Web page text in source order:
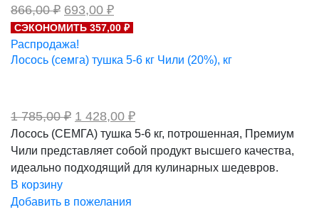
866,00₽ Первоначальная
цена
составляла
866,00 ₽.
693,00 ₽Текущая
цена:
693,00 ₽.
СЭКОНОМИТЬ 357,00 ₽
Распродажа!
Лосось (семга) тушка 5-6 кг Чили (20%), кг
1 785,00₽ Первоначальная
цена
составляла
1
785,00 ₽.
1 428,00 ₽Текущая
цена:
1
428,00 ₽.
Лосось (СЕМГА) тушка 5-6 кг, потрошенная, Премиум
Чили представляет собой продукт высшего качества,
идеально подходящий для кулинарных шедевров.
В корзину
Добавить в пожелания